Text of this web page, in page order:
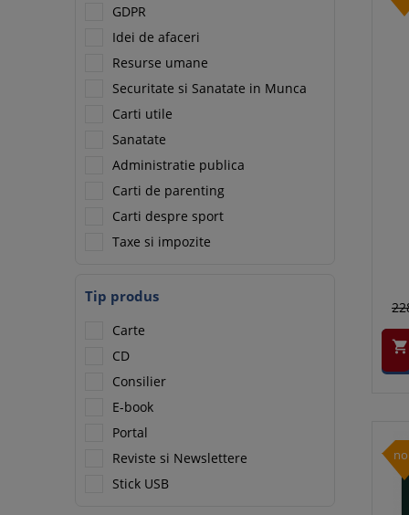
GDPR
Idei de afaceri
Resurse umane
Securitate si Sanatate in Munca
Carti utile
Sanatate
Administratie publica
Carti de parenting
Carti despre sport
Taxe si impozite
Tip produs
Carte
CD
Consilier
E-book
Portal
Reviste si Newslettere
Stick USB
